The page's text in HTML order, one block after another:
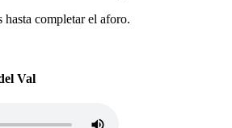
hasta completar el aforo.
Val